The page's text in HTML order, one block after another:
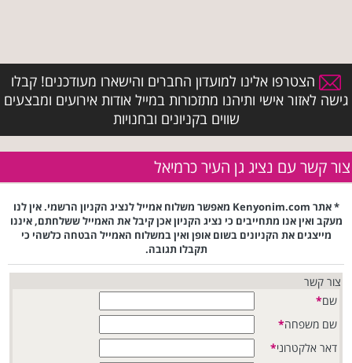
הצטרפו אלינו למועדון החברים והישארו מעודכנים! קבלו
גישה לאזור אישי ותיהנו מתזכורות במייל אודות אירועים ומבצעים
שווים בקניונים ובחנויות
צור קשר עם נציג גן העיר כרמיאל
* אתר Kenyonim.com מאפשר משלוח אמייל לנציג הקניון הרשמי. אין לנו
מעקב ואין אנו מתחייבים כי נציג הקניון אכן קיבל את האמייל ששלחתם, איננו
מייצגים את הקניונים בשום אופן ואין במשלוח האמייל הבטחה כלשהי כי
תקבלו תגובה.
צור קשר
שם*
שם משפחה*
דאר אלקטרוני*